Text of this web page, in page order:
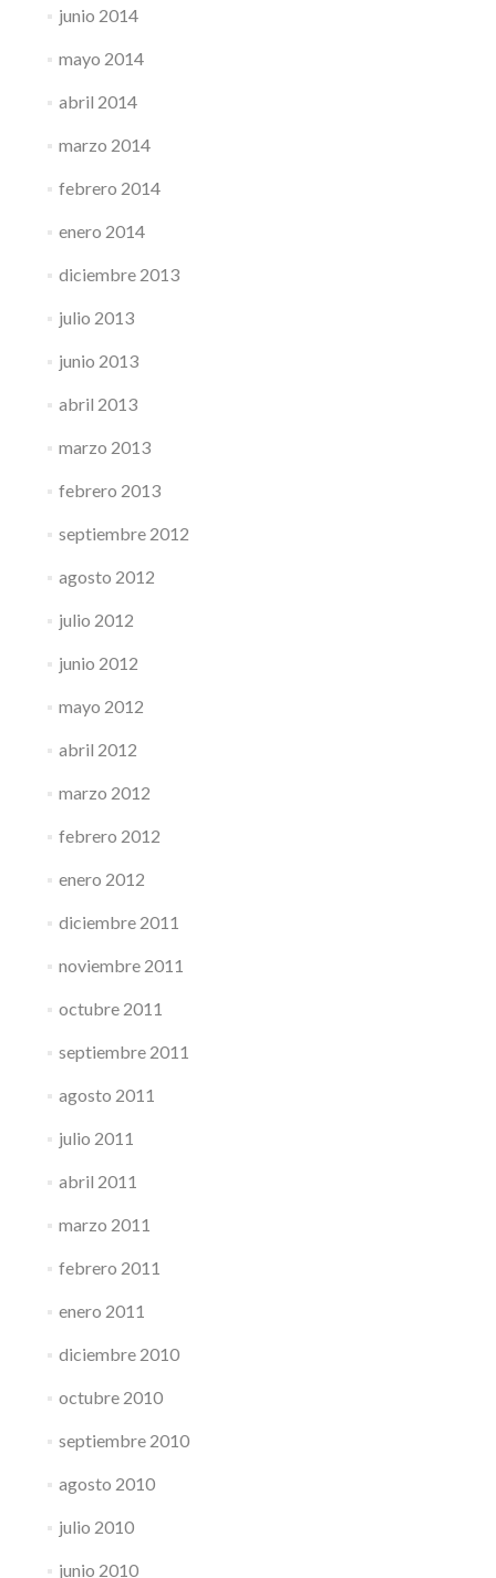
junio 2014
mayo 2014
abril 2014
marzo 2014
febrero 2014
enero 2014
diciembre 2013
julio 2013
junio 2013
abril 2013
marzo 2013
febrero 2013
septiembre 2012
agosto 2012
julio 2012
junio 2012
mayo 2012
abril 2012
marzo 2012
febrero 2012
enero 2012
diciembre 2011
noviembre 2011
octubre 2011
septiembre 2011
agosto 2011
julio 2011
abril 2011
marzo 2011
febrero 2011
enero 2011
diciembre 2010
octubre 2010
septiembre 2010
agosto 2010
julio 2010
junio 2010